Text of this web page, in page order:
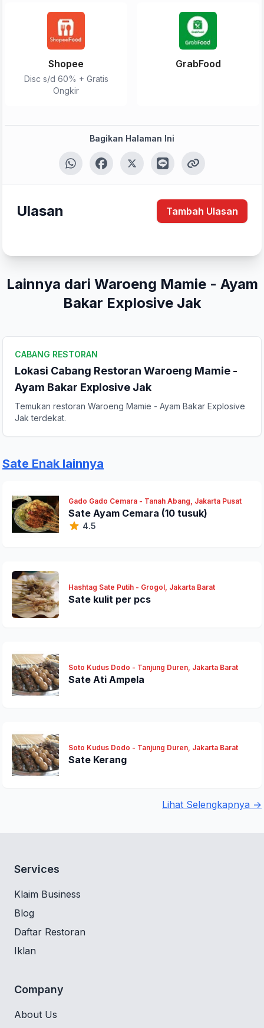
Shopee
Disc s/d 60% + Gratis
Ongkir
GrabFood
Bagikan Halaman Ini
Ulasan Tambah Ulasan
Lainnya dari Waroeng Mamie - Ayam
Bakar Explosive Jak
CABANG RESTORAN
Lokasi Cabang Restoran Waroeng Mamie -
Ayam Bakar Explosive Jak
Temukan restoran Waroeng Mamie - Ayam Bakar Explosive
Jak terdekat.
Sate Enak lainnya
Gado Gado Cemara - Tanah Abang, Jakarta Pusat
Sate Ayam Cemara (10 tusuk)
4.5
Hashtag Sate Putih - Grogol, Jakarta Barat
Sate kulit per pcs
Soto Kudus Dodo - Tanjung Duren, Jakarta Barat
Sate Ati Ampela
Soto Kudus Dodo - Tanjung Duren, Jakarta Barat
Sate Kerang
Lihat Selengkapnya →
Tulis Ulasan
Kirim Ulasan
Services
Klaim Business
Blog
Daftar Restoran
Iklan
Company
About Us